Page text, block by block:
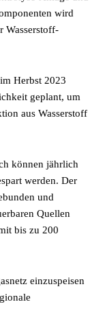
wird
Wasserstoff-
Herbst 2023
geplant, um
aus Wasserstoff
können jährlich
werden. Der
und
Quellen
bis zu 200
einzuspeisen